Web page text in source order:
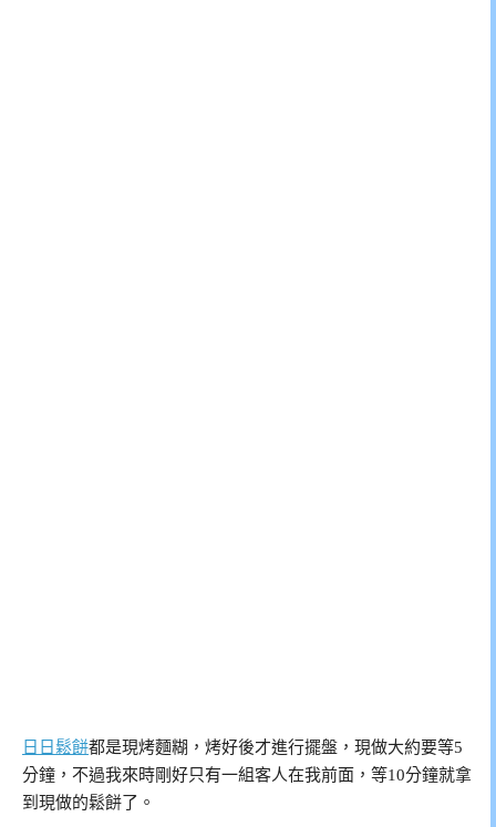
日日鬆餅都是現烤麵糊，烤好後才進行擺盤，現做大約要等5
分鐘，不過我來時剛好只有一組客人在我前面，等10分鐘就拿
到現做的鬆餅了。